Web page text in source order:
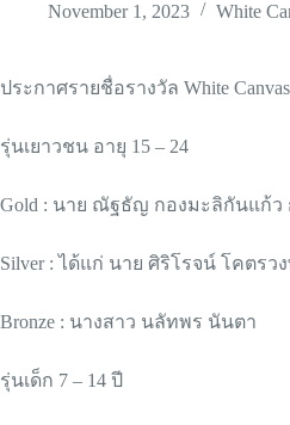
November 1, 2023 White
ประกาศรายชื่อรางวัล White Canvas
รุ่นเยาวชน อายุ 15 – 24
Gold : นาย ณัฐธัญ กองมะลิกันแก้ว
Silver : ได้แก่ นาย ศิริโรจน์ โคตรว
Bronze : นางสาว นลัทพร นันตา
รุ่นเด็ก 7 – 14 ปี